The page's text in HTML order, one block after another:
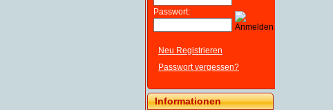
Passwort:
Neu Registrieren
Passwort vergessen?
Informationen